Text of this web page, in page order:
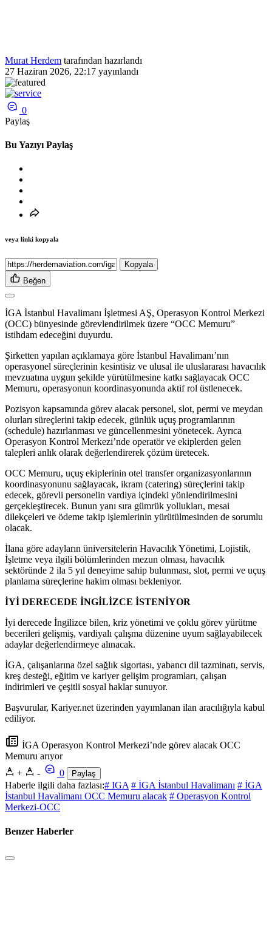
Murat Herdem tarafından hazırlandı
27 Haziran 2026, 22:17 yayınlandı
0
Paylaş
Bu Yazıyı Paylaş
veya linki kopyala
Kopyala
Beğen
İGA İstanbul Havalimanı İşletmesi AŞ, Operasyon Kontrol Merkezi
(OCC) bünyesinde görevlendirilmek üzere “OCC Memuru”
istihdam edeceğini duyurdu.
Şirketten yapılan açıklamaya göre İstanbul Havalimanı’nın
operasyonel süreçlerinin kesintisiz ve ulusal ile uluslararası havacılık
mevzuatına uygun şekilde yürütülmesine katkı sağlayacak OCC
Memuru, operasyonun koordinasyonunda aktif rol üstlenecek.
Pozisyon kapsamında görev alacak personel, slot, permi ve meydan
olurları süreçlerini takip edecek, günlük uçuş programlarının
(schedule) hazırlanması ve güncellenmesini yönetecek. Ayrıca
Operasyon Kontrol Merkezi’nde operatör ve ekiplerden gelen
talepleri anlık olarak değerlendirerek çözüm üretecek.
OCC Memuru, uçuş ekiplerinin otel transfer organizasyonlarının
koordinasyonunu sağlayacak, ikram (catering) süreçlerini takip
edecek, görevli personelin vardiya içindeki yönlendirilmesini
gerçekleştirecek. Bunun yanı sıra gümrük yollukları, mesai
dilekçeleri ve ödeme takip işlemlerinin yürütülmesinden de sorumlu
olacak.
İlana göre adayların üniversitelerin Havacılık Yönetimi, Lojistik,
İşletme veya ilgili bölümlerinden mezun olması, havacılık
sektöründe 2 ila 5 yıl deneyime sahip bulunması, slot, permi ve uçuş
planlama süreçlerine hakim olması bekleniyor.
İYİ DERECEDE İNGİLİZCE İSTENİYOR
İyi derecede İngilizce bilen, kriz yönetimi ve çoklu görev yürütme
becerileri gelişmiş, vardiyalı çalışma düzenine uyum sağlayabilecek
adaylar değerlendirmeye alınacak.
İGA, çalışanlarına özel sağlık sigortası, yabancı dil tazminatı, servis,
kreş desteği, eğitim ve kariyer gelişim programları, çalışan
indirimleri ve çeşitli sosyal haklar sunuyor.
Başvurular, Kariyer.net üzerinden yayımlanan ilan aracılığıyla kabul
ediliyor.
İGA Operasyon Kontrol Merkezi’nde görev alacak OCC
Memuru arıyor
+
- 0 Paylaş
Haberle ilgili daha fazlası:# IGA # İGA İstanbul Havalimanı # İGA
İstanbul Havalimanı OCC Memuru alacak # Operasyon Kontrol
Merkezi-OCC
Benzer Haberler